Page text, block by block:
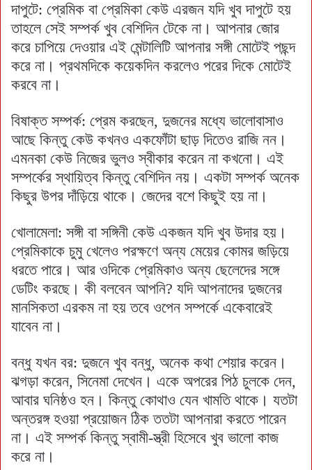
দাপুটে: প্রেমিক বা প্রেমিকা কেউ এরজন যদি খুব দাপুটে হয়
তাহলে সেই সম্পর্ক খুব বেশিদিন টেকে না। আপনার জোর
করে চাপিয়ে দেওয়ার এই মেন্টালিটি আপনার সঙ্গী মোটেই পছন্দ
করে না। প্রথমদিকে কয়েকদিন করলেও পরের দিকে মোটেই
করবে না।
বিষাক্ত সম্পর্ক: প্রেম করছেন, দুজনের মধ্যে ভালোবাসাও
আছে কিন্তু কেউ কখনও একফোঁটা ছাড় দিতেও রাজি নন।
এমনকা কেউ নিজের ভুলও স্বীকার করেন না কখনো। এই
সম্পর্কের স্থায়িত্ব কিন্তু বেশিদিন নয়। একটা সম্পর্ক অনেক
কিছুর উপর দাঁড়িয়ে থাকে। জেদের বশে কিছুই হয় না।
খোলামেলা: সঙ্গী বা সঙ্গিনী কেউ একজন যদি খুব উদার হয়।
প্রেমিকাকে চুমু খেলেও পরক্ষণে অন্য মেয়ের কোমর জড়িয়ে
ধরতে পারে। আর ওদিকে প্রেমিকাও অন্য ছেলেদের সঙ্গে
ডেটিং করছে। কী বলবেন আপনি? যদি আপনাদের দুজনের
মানসিকতা এরকম না হয় তবে ওপেন সম্পর্কে একেবারেই
যাবেন না।
বন্ধু যখন বর: দুজনে খুব বন্ধু, অনেক কথা শেয়ার করেন।
ঝগড়া করেন, সিনেমা দেখেন। একে অপরের পিঠ চুলকে দেন,
আবার ঘনিষ্ঠও হন। কিন্তু কোথাও যেন খামতি থাকে। যতটা
অন্তরঙ্গ হওয়া প্রয়োজন ঠিক ততটা আপনারা করতে পারেন
না। এই সম্পর্ক কিন্তু স্বামী-স্ত্রী হিসেবে খুব ভালো কাজ
করে না।